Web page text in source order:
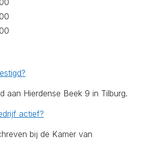
aan Hierdense Beek 9 in Tilburg.
actief?
bij de Kamer van